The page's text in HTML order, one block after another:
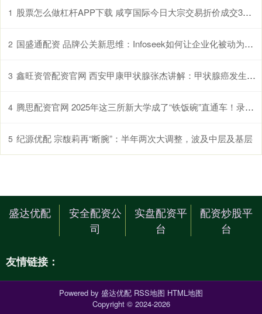
1 股票怎么做杠杆APP下载 咸亨国际今日大宗交易折价成交359.4万股，成交额5337.12万元
2 国盛通配资 品牌公关新思维：Infoseek如何让企业化被动为主动
3 鑫旺资管配资官网 西安甲康甲状腺张杰讲解：甲状腺癌发生与3个因素有关，第一个最明显，却最易忽略！
4 腾思配资官网 2025年这三所新大学成了“铁饭碗”直通车！录取分不高，就业率却超高！26考生请收好
5 纪源优配 宗馥莉再“断腕”：半年两次大调整，波及中层及基层
盛达优配
安全配资公
司
实盘配资平
台
配资炒股平
台
友情链接：
Powered by 盛达优配 RSS地图 HTML地图
Copyright © 2024-2026